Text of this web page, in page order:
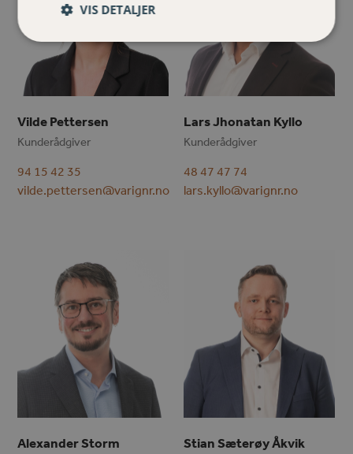
Vilde Pettersen
Kunderådgiver
94 15 42 35
vilde.pettersen@varignr.no
Lars Jhonatan Kyllo
Kunderådgiver
48 47 47 74
lars.kyllo@varignr.no
Alexander Storm Stian Sæterøy Åkvik
VIS DETALJER